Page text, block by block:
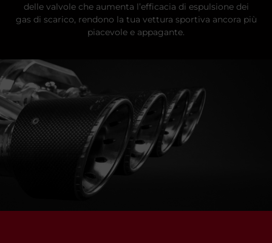
delle valvole che aumenta l’efficacia di espulsione dei
gas di scarico, rendono la tua vettura sportiva ancora più
piacevole e appagante.